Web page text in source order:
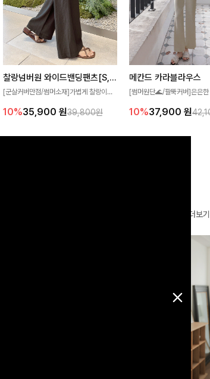
찰랑넘버원 와이드밴딩팬츠[S,M,L사이즈]
[군살커버만점/썸머소재]가볍게 찰랑이는
편안하게 착용하실 수 있는 팬츠입니다 🖤
감 있는 착용감을 더해드려요!
10%35,900 원39,800원
메칸드 카라블라우스
[썸머원단🌊/팔뚝커버]은은
세련된 무드를 연출해주는 블
은 베이직한 디자인!
10%37,900 원
더보기